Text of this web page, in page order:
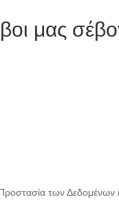
μας
των Δεδομένων